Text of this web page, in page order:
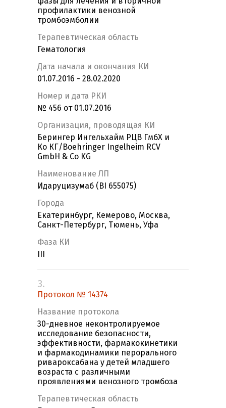
профилактики венозной
тромбоэмболии
Терапевтическая область
Гематология
Дата начала и окончания КИ
01.07.2016 - 28.02.2020
Номер и дата РКИ
№ 456 от 01.07.2016
Организация, проводящая КИ
Берингер Ингельхайм РЦВ ГмбХ и
Ко КГ/Boehringer Ingelheim RCV
GmbH & Co KG
Наименование ЛП
Идаруцизумаб (BI 655075)
Города
Екатеринбург, Кемерово, Москва,
Санкт-Петербург, Тюмень, Уфа
Фаза КИ
3.
Протокол № 14374
Название протокола
30-дневное неконтролируемое
исследование безопасности,
эффективности, фармакокинетики
и фармакодинамики перорального
ривароксабана у детей младшего
возраста с различными
проявлениями венозного тромбоза
Терапевтическая область